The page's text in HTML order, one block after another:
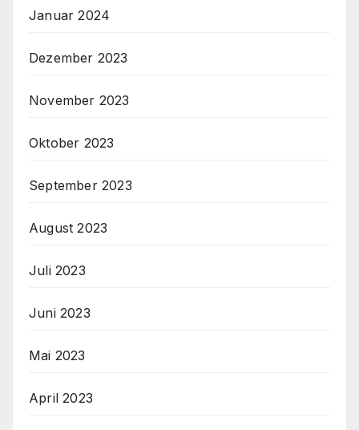
Januar 2024
Dezember 2023
November 2023
Oktober 2023
September 2023
August 2023
Juli 2023
Juni 2023
Mai 2023
April 2023